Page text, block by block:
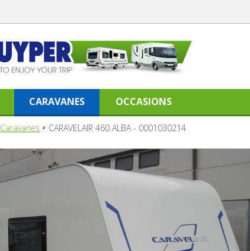
CARAVANES OCCASIONS
Caravanes CARAVELAIR 460 ALBA - 0001030214